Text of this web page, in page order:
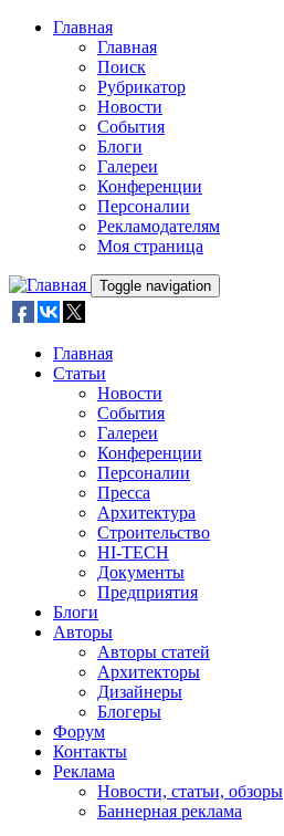
Skip to main content
Главная
Главная
Поиск
Рубрикатор
Новости
События
Блоги
Галереи
Конференции
Персоналии
Рекламодателям
Моя страница
Toggle navigation
Главная
Статьи
Новости
События
Галереи
Конференции
Персоналии
Пресса
Архитектура
Строительство
HI-TECH
Документы
Предприятия
Блоги
Авторы
Авторы статей
Архитекторы
Дизайнеры
Блогеры
Форум
Контакты
Реклама
Новости, статьи, обзоры
Баннерная реклама